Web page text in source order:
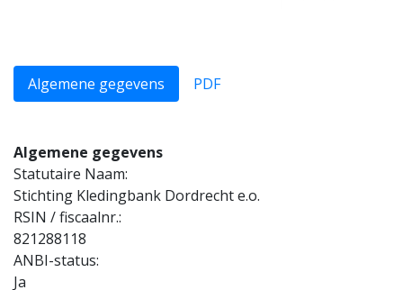
Algemene gegevens PDF
Algemene gegevens
Statutaire Naam:
Stichting Kledingbank Dordrecht e.o.
RSIN / fiscaalnr.:
821288118
ANBI-status:
Ja